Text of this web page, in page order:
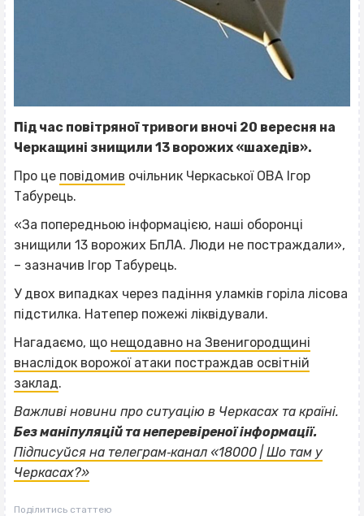
Під час повітряної тривоги вночі 20 вересня на
Черкащині знищили 13 ворожих «шахедів».
Про це повідомив очільник Черкаської ОВА Ігор
Табурець.
«За попередньою інформацією, наші оборонці
знищили 13 ворожих БпЛА. Люди не постраждали»,
– зазначив Ігор Табурець.
У двох випадках через падіння уламків горіла лісова
підстилка. Натепер пожежі ліквідували.
Нагадаємо, що нещодавно на Звенигородщині
внаслідок ворожої атаки постраждав освітній
заклад.
Важливі новини про ситуацію в Черкасах та країні.
Без маніпуляцій та неперевіреної інформації.
Підписуйся на телеграм‐канал «18000 | Шо там у
Черкасах?»
Поділитись статтею